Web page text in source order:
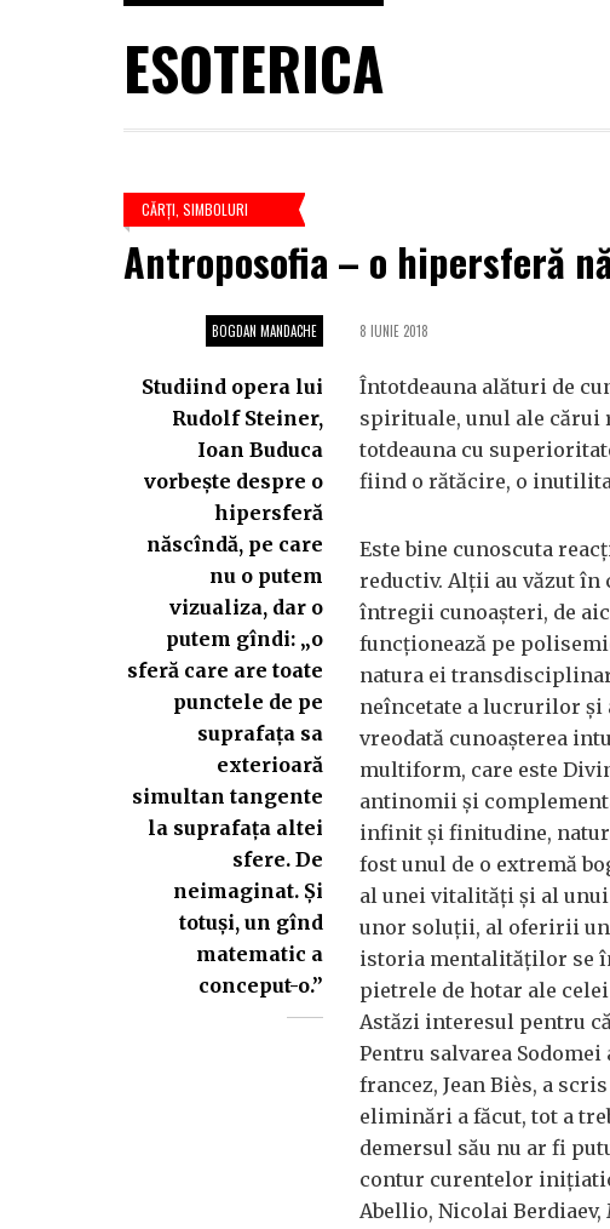
ESOTERICA
CĂRŢI SIMBOLURI
Antroposofia – o hipersferă
BOGDAN MANDACHE
Studiind opera lui
Rudolf Steiner,
Ioan Buduca
vorbește despre o
hipersferă
născîndă, pe care
nu o putem
vizualiza, dar o
putem gîndi: „o
sferă care are toate
punctele de pe
suprafața sa
exterioară
simultan tangente
la suprafața altei
sfere. De
neimaginat. Și
totuși, un gînd
matematic a
conceput-o.”
8 IUNIE 2018
Întotdeauna alături de
spirituale, unul ale
totdeauna cu
fiind o rătăcire, o
Este bine cunoscuta
reductiv. Alții au văzut în
întregii cunoașteri, de
funcționează pe
natura ei
neîncetate a lucrurilor și
vreodată cunoașterea
multiform, care este
antinomii și
infinit și finitudine,
fost unul de o extremă
al unei vitalități și al
unor soluții, al oferirii
istoria mentalităților se
pietrele de hotar ale
Astăzi interesul pentru
Pentru salvarea
francez, Jean Biès, a
eliminări a făcut, tot a
demersul său nu ar fi
contur curentelor
Abellio, Nicolai Berdiaev,